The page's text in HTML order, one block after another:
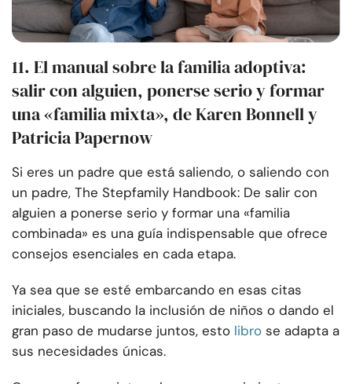
11. El manual sobre la familia adoptiva:
salir con alguien, ponerse serio y formar
una «familia mixta», de Karen Bonnell y
Patricia Papernow
Si eres un padre que está saliendo, o saliendo con
un padre, The Stepfamily Handbook: De salir con
alguien a ponerse serio y formar una «familia
combinada» es una guía indispensable que ofrece
consejos esenciales en cada etapa.
Ya sea que se esté embarcando en esas citas
iniciales, buscando la inclusión de niños o dando el
gran paso de mudarse juntos, esto libro se adapta a
sus necesidades únicas.